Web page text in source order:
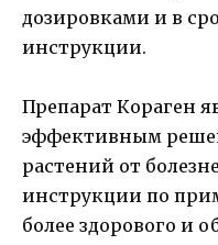
дозировками и в
инструкции.
Препарат Кораген
эффективным
растений от
инструкции по
более здорового и